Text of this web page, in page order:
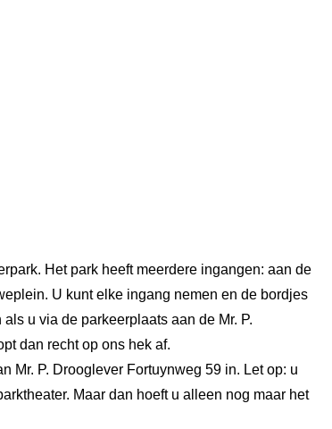
Het park heeft meerdere ingangen: aan de
U kunt elke ingang nemen en de bordjes
u via de parkeerplaats aan de Mr. P.
dan recht op ons hek af.
Mr. P. Drooglever Fortuynweg 59 in. Let op: u
Maar dan hoeft u alleen nog maar het